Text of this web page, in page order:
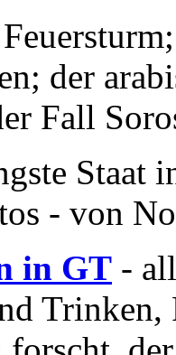
der
Fall
Staat
- von
in GT -